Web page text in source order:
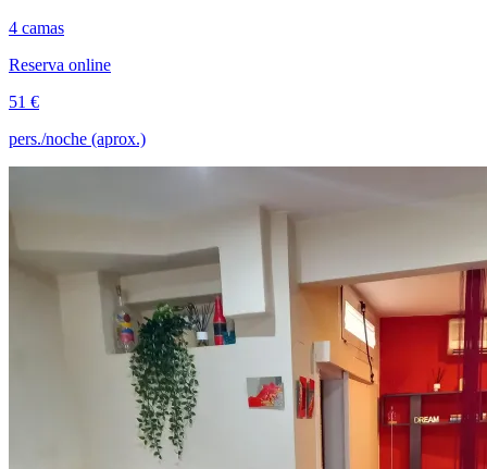
4 camas
Reserva online
51 €
pers./noche (aprox.)